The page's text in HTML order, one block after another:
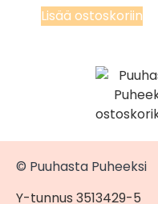
Lisää ostoskoriin
© Puuhasta Puheeksi
Y-tunnus 3513429-5